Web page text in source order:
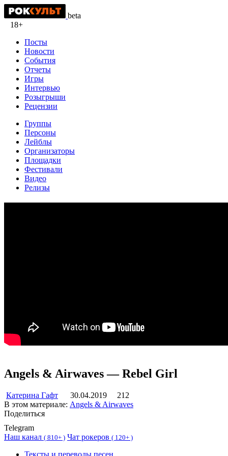
beta
18+
Посты
Новости
События
Отчеты
Игры
Интервью
Розыгрыши
Рецензии
Группы
Персоны
Лейблы
Организаторы
Площадки
Фестивали
Видео
Релизы
Angels & Airwaves — Rebel Girl
Катерина Гафт 30.04.2019
212
В этом материале: Angels & Airwaves
Поделиться
Telegram
Наш канал ( 810+ ) Чат рокеров ( 120+ )
Тексты и переводы песен